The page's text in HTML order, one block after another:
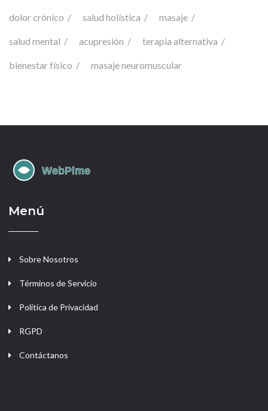
dolor crónico salud holística masaje
salud mental acupresión terapia alternativa
bienestar físico masaje neuromuscular
Menú
Sobre Nosotros
Términos de Servicio
Política de Privacidad
RGPD
Contáctanos